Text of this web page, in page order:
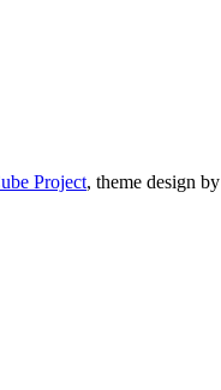
Project, theme design by